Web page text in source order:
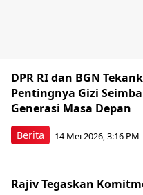
Berita
DPR RI dan BGN
Pentingnya Gizi
Generasi Masa Depan
14 Mei 2026, 3:16 PM
Rajiv Tegaskan